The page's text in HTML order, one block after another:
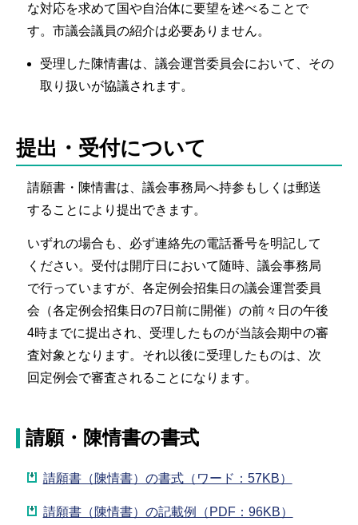
な対応を求めて国や自治体に要望を述べることで
す。市議会議員の紹介は必要ありません。
受理した陳情書は、議会運営委員会において、その
取り扱いが協議されます。
提出・受付について
請願書・陳情書は、議会事務局へ持参もしくは郵送
することにより提出できます。
いずれの場合も、必ず連絡先の電話番号を明記して
ください。受付は開庁日において随時、議会事務局
で行っていますが、各定例会招集日の議会運営委員
会（各定例会招集日の7日前に開催）の前々日の午後
4時までに提出され、受理したものが当該会期中の審
査対象となります。それ以後に受理したものは、次
回定例会で審査されることになります。
請願・陳情書の書式
請願書（陳情書）の書式（ワード：57KB）
請願書（陳情書）の記載例（PDF：96KB）